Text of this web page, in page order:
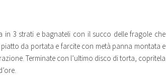
in 3 strati e bagnateli con il succo delle fragole che
da portata e farcite con metà panna montata e
Terminate con l’ultimo disco di torta, copritela